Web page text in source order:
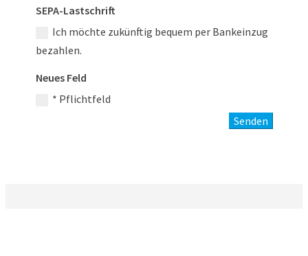
SEPA-Lastschrift
Ich möchte zukünftig bequem per Bankeinzug
bezahlen.
Neues Feld
* Pflichtfeld
Senden